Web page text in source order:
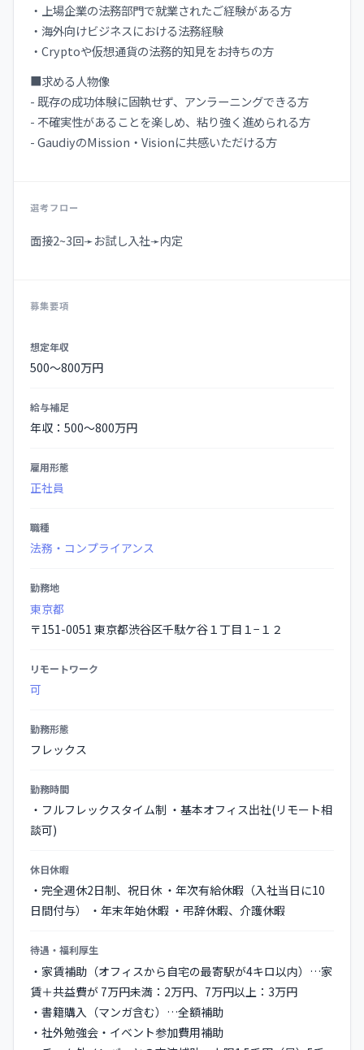
・上場企業の法務部門で就業されたご経験がある方
・海外向けビジネスにおける法務経験
・Cryptoや仮想通貨の法務的知見をお持ちの方
■求める人物像
- 既存の成功体験に固執せず、アンラーニングできる方
- 不確実性があることを楽しめ、粘り強く進められる方
- GaudiyのMission・Visionに共感いただける方
選考フロー
面接2~3回➛お試し入社➛内定
募集要項
集
要
詳
想定年収
500〜800万円
給与補足
年収：500〜800万円
雇用形態
正社員
職種
法務・コンプライアンス
勤務地
東京都
〒151-0051 東京都渋谷区千駄ケ谷１丁目１−１２
リモートワーク
可
勤務形態
フレックス
勤務時間
・フルフレックスタイム制 ・基本オフィス出社(リモート相
談可)
休日休暇
・完全週休2日制、祝日休 ・年次有給休暇（入社当日に10
日間付与） ・年末年始休暇 ・弔辞休暇、介護休暇
待遇・福利厚生
・家賃補助（オフィスから自宅の最寄駅が4キロ以内）…家
賃＋共益費が 7万円未満：2万円、7万円以上：3万円
・書籍購入（マンガ含む）…全額補助
・社外勉強会・イベント参加費用補助